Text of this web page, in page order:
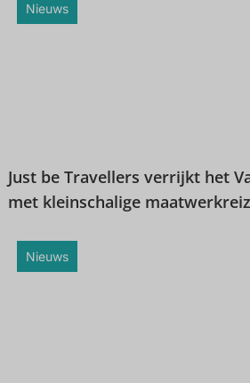
Nieuws
Just be Travellers verrijkt het
met kleinschalige
Nieuws